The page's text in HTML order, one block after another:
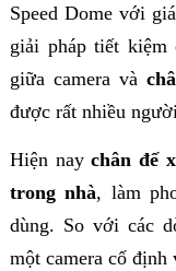
Speed Dome với
giải pháp tiết kiệm
giữa camera và
được rất nhiều
Hiện naychân đế
trong nhà, làm
dùng. So với các
một camera cố định